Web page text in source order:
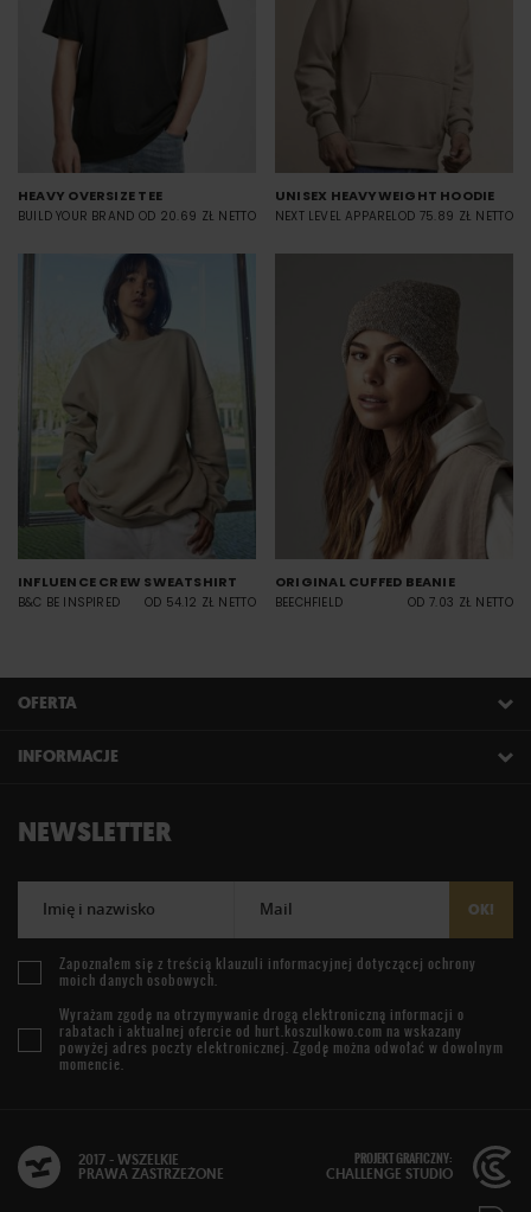
HEAVY OVERSIZE TEE
BUILD YOUR BRAND OD 20.69 ZŁ NETTO
UNISEX HEAVYWEIGHT HOODIE
NEXT LEVEL APPARELOD 75.89 ZŁ NETTO
INFLUENCE CREW SWEATSHIRT
B&C BE INSPIRED OD 54.12 ZŁ NETTO
ORIGINAL CUFFED BEANIE
BEECHFIELD OD 7.03 ZŁ NETTO
OFERTA
INFORMACJE
NEWSLETTER
Imię i nazwisko Mail OK!
Zapoznałem się z treścią klauzuli informacyjnej dotyczącej ochrony
moich danych osobowych.
Wyrażam zgodę na otrzymywanie drogą elektroniczną informacji o
rabatach i aktualnej ofercie od hurt.koszulkowo.com na wskazany
powyżej adres poczty elektronicznej. Zgodę można odwołać w dowolnym
momencie.
2017 - WSZELKIE
PRAWA ZASTRZEŻONE
PROJEKT GRAFICZNY:
CHALLENGE STUDIO